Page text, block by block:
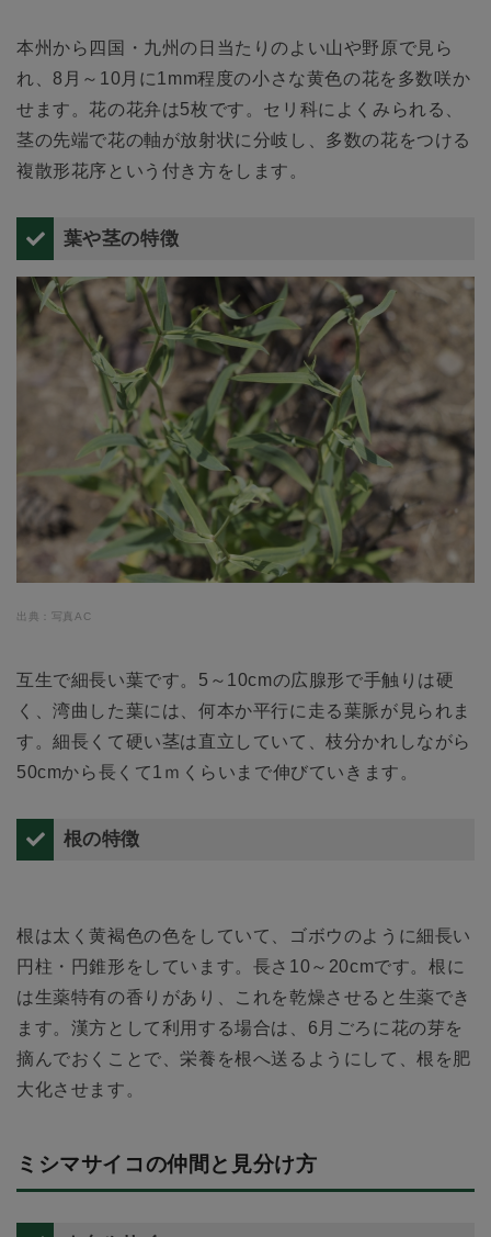
本州から四国・九州の日当たりのよい山や野原で見ら
れ、8月～10月に1mm程度の小さな黄色の花を多数咲か
せます。花の花弁は5枚です。セリ科によくみられる、
茎の先端で花の軸が放射状に分岐し、多数の花をつける
複散形花序という付き方をします。
葉や茎の特徴
出典：写真AC
互生で細長い葉です。5～10cmの広腺形で手触りは硬
く、湾曲した葉には、何本か平行に走る葉脈が見られま
す。細長くて硬い茎は直立していて、枝分かれしながら
50cmから長くて1ｍくらいまで伸びていきます。
根の特徴
根は太く黄褐色の色をしていて、ゴボウのように細長い
円柱・円錐形をしています。長さ10～20cmです。根に
は生薬特有の香りがあり、これを乾燥させると生薬でき
ます。漢方として利用する場合は、6月ごろに花の芽を
摘んでおくことで、栄養を根へ送るようにして、根を肥
大化させます。
ミシマサイコの仲間と見分け方